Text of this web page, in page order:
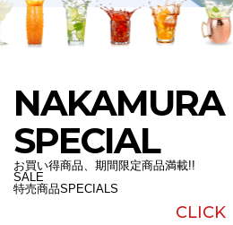
NAKAMURA
SPECIAL
お買い得商品、期間限定商品満載!!
SALE
特売商品SPECIALS
CLICK